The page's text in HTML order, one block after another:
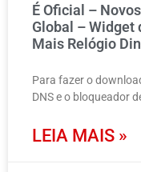
É Oficial –
Global – Widget
Mais Relógio
Para fazer o
DNS e o bloqueador
LEIA MAIS »